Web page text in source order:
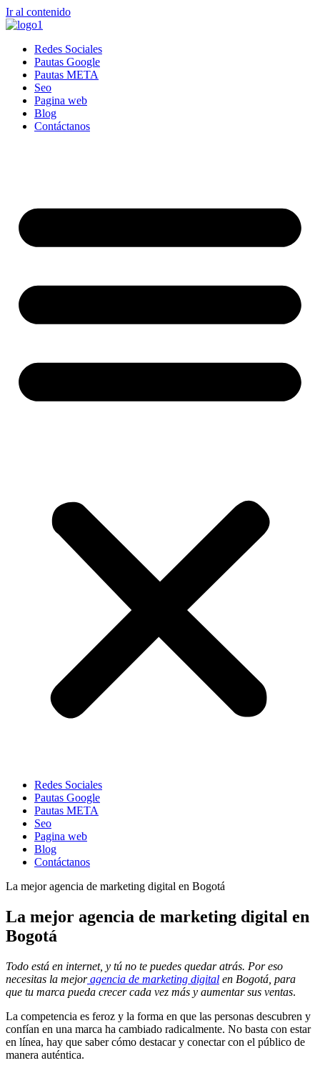
Ir al contenido
Redes Sociales
Pautas Google
Pautas META
Seo
Pagina web
Blog
Contáctanos
Redes Sociales
Pautas Google
Pautas META
Seo
Pagina web
Blog
Contáctanos
La mejor agencia de marketing digital en Bogotá
La mejor agencia de marketing digital en
Bogotá
Todo está en internet, y tú no te puedes quedar atrás. Por eso
necesitas la mejoragencia de marketing digital en Bogotá, para
que tu marca pueda crecer cada vez más y aumentar sus ventas.
La competencia es feroz y la forma en que las personas descubren y
confían en una marca ha cambiado radicalmente. No basta con estar
en línea, hay que saber cómo destacar y conectar con el público de
manera auténtica.